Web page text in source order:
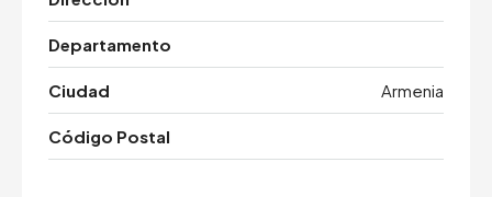
Departamento
Ciudad Armenia
Código Postal